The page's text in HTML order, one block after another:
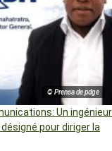
© Prensa de pdge
Un ingénieur
pour diriger la